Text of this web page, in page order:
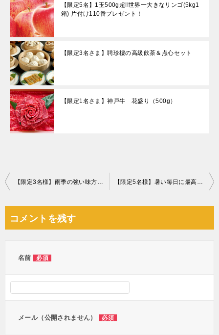
【限定5名】1玉500g超!!世界一大きなリンゴ(5kg1
箱) 片付け110番プレゼント！
【限定3名さま】聘珍樓の高級飲茶＆点心セット
【限定1名さま】神戸牛 花盛り（500g）
投
ビ
【限定3名様】雨季の強い味方！コンプレッサー式 パワフル除湿機片付け 【限定5名様】暑い毎日に最高！京橋千疋屋アイスクリーム＆シャーベット詰め合わせ
コメントを残す
名前 必須
メール（公開されません） 必須